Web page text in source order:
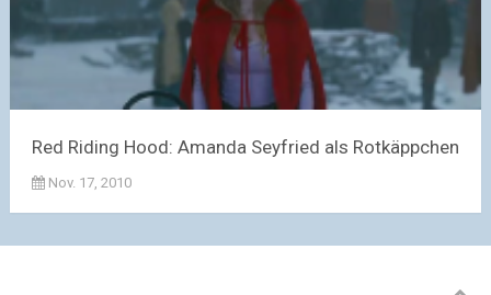
Red Riding Hood: Amanda Seyfried als Rotkäppchen
Nov. 17, 2010